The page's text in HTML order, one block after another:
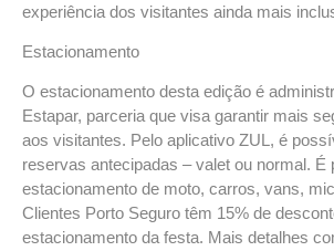
experiência dos visitantes ainda mais
Estacionamento
O estacionamento desta edição é
Estapar, parceria que visa garantir mais
aos visitantes. Pelo aplicativo ZUL, é
reservas antecipadas – valet ou normal. É
estacionamento de moto, carros, vans,
Clientes Porto Seguro têm 15% de
estacionamento da festa. Mais detalhes